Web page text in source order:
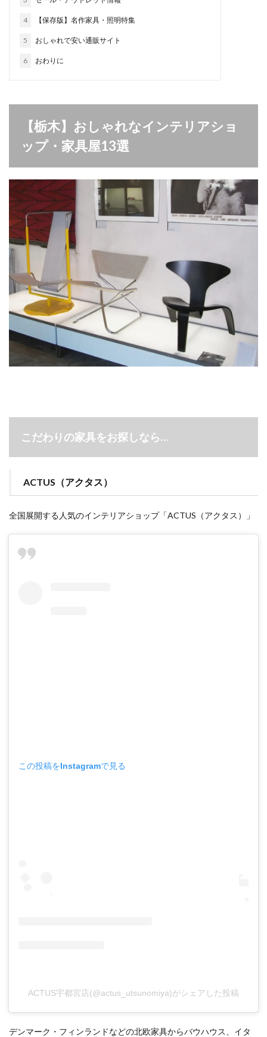
4 【保存版】名作家具・照明特集
5 おしゃれで安い通販サイト
6 おわりに
【栃木】おしゃれなインテリアショ
ップ・家具屋13選
こだわりの家具をお探しなら…
ACTUS（アクタス）
全国展開する人気のインテリアショップ「ACTUS（アクタス）」
この投稿をInstagramで見る
ACTUS宇都宮店(@actus_utsunomiya)がシェアした投稿
デンマーク・フィンランドなどの北欧家具からバウハウス、イタ